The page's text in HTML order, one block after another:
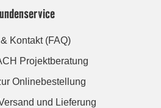
Kontakt (FAQ)
Projektberatung
Onlinebestellung
und Lieferung